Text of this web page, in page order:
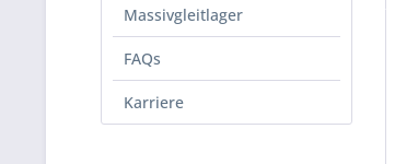
Massivgleitlager
FAQs
Karriere